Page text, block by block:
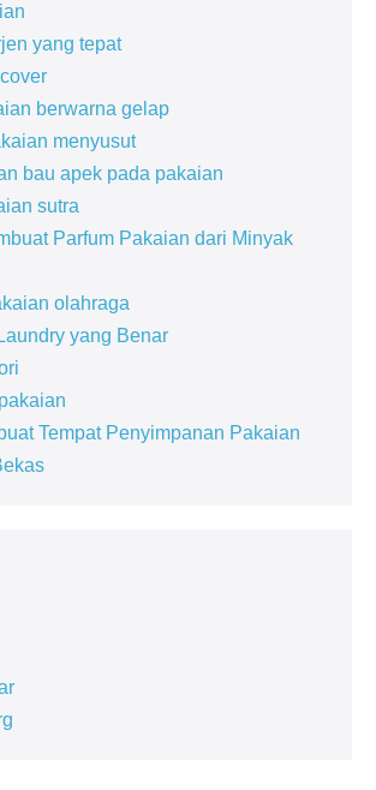
yang tepat
berwarna gelap
menyusut
bau apek pada pakaian
sutra
Parfum Pakaian dari Minyak
olahraga
yang Benar
Tempat Penyimpanan Pakaian